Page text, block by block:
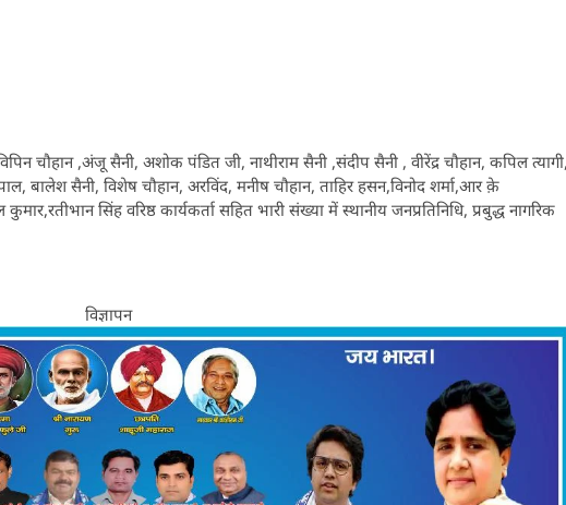
चौहान ,अंजू सैनी, अशोक पंडित जी, नाथीराम सैनी ,संदीप सैनी , वीरेंद्र चौहान, कपिल
सैनी, विशेष चौहान, अरविंद, मनीष चौहान, ताहिर हसन,विनोद शर्मा,आर क़े
सिंह वरिष्ठ कार्यकर्ता सहित भारी संख्या में स्थानीय जनप्रतिनिधि, प्रबुद्ध नागरिक
विज्ञापन